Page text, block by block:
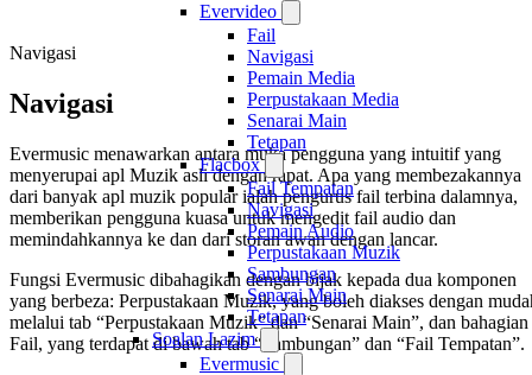
Evervideo
Fail
Navigasi
Pemain Media
Perpustakaan Media
Senarai Main
Tetapan
Flacbox
Fail Tempatan
Navigasi
Pemain Audio
Perpustakaan Muzik
Sambungan
Senarai Main
Tetapan
Soalan Lazim
Evermusic
Navigasi
Navigasi
Evermusic menawarkan antara muka pengguna yang intuitif yang
menyerupai apl Muzik asli dengan rapat. Apa yang membezakannya
dari banyak apl muzik popular ialah pengurus fail terbina dalamnya,
memberikan pengguna kuasa untuk mengedit fail audio dan
memindahkannya ke dan dari storan awan dengan lancar.
Fungsi Evermusic dibahagikan dengan bijak kepada dua komponen
yang berbeza: Perpustakaan Muzik, yang boleh diakses dengan
melalui tab “Perpustakaan Muzik” dan “Senarai Main”, dan bahagian
Fail, yang terdapat di bawah tab “Sambungan” dan “Fail Tempatan”.